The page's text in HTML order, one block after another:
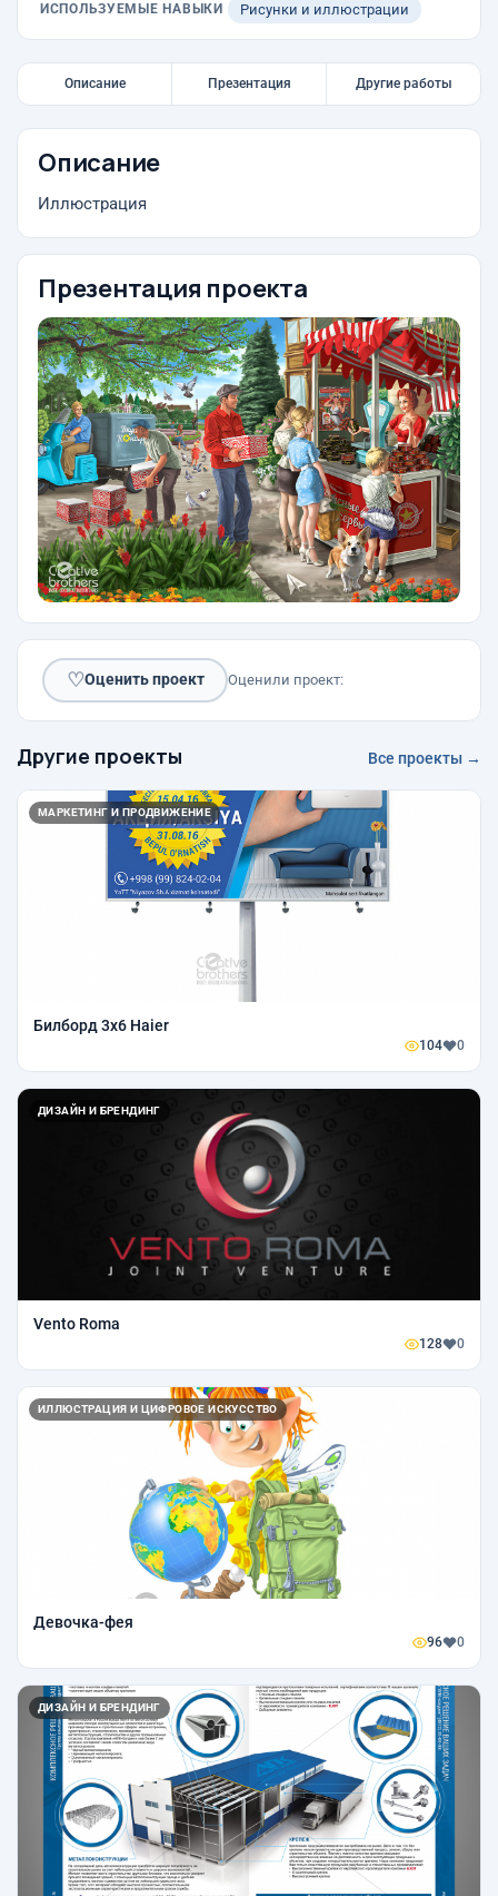
ИСПОЛЬЗУЕМЫЕ НАВЫКИ Рисунки и иллюстрации
Описание Презентация Другие работы
Описание
Иллюстрация
Презентация проекта
♡Оценить проект Оценили проект:
Другие проекты Все проекты →
МАРКЕТИНГ И ПРОДВИЖЕНИЕ
Билборд 3х6 Haier
104 0
ДИЗАЙН И БРЕНДИНГ
Vento Roma
128 0
ИЛЛЮСТРАЦИЯ И ЦИФРОВОЕ ИСКУССТВО
Девочка-фея
96 0
ДИЗАЙН И БРЕНДИНГ